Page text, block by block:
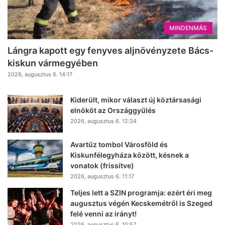
MINDENMÁS
Lángra kapott egy fenyves aljnövényzete Bács-
kiskun vármegyében
2026, augusztus 6. 14:17
Kiderült, mikor választ új köztársasági
elnököt az Országgyűlés
2026, augusztus 6. 12:34
Avartűz tombol Városföld és
Kiskunfélegyháza között, késnek a
vonatok (frissítve)
2026, augusztus 6. 11:17
Teljes lett a SZIN programja: ezért éri meg
augusztus végén Kecskemétről is Szeged
felé venni az irányt!